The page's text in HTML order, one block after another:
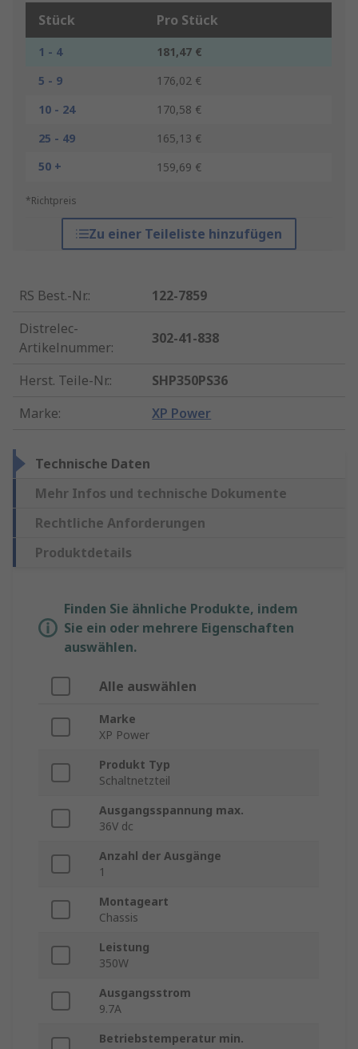
Stück Pro Stück
1 - 4
181,47 €
5 - 9
176,02 €
10 - 24
170,58 €
25 - 49
165,13 €
50 +
159,69 €
*Richtpreis
Zu einer Teileliste hinzufügen
RS Best.-Nr.:
122-7859
Distrelec-
Artikelnummer:
302-41-838
Herst. Teile-Nr.:
SHP350PS36
Marke: XP Power
Technische Daten
Mehr Infos und technische Dokumente
Rechtliche Anforderungen
Produktdetails
Finden Sie ähnliche Produkte, indem
Sie ein oder mehrere Eigenschaften
auswählen.
Alle auswählen
Marke
XP Power
Produkt Typ
Schaltnetzteil
Ausgangsspannung max.
36V dc
Anzahl der Ausgänge
1
Montageart
Chassis
Leistung
350W
Ausgangsstrom
9.7A
Betriebstemperatur min.